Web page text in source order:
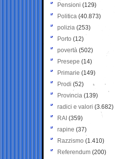
Pensioni (129)
Politica (40.873)
polizia (253)
Porto (12)
povertà (502)
Presepe (14)
Primarie (149)
Prodi (52)
Provincia (139)
radici e valori (3.682)
RAI (359)
rapine (37)
Razzismo (1.410)
Referendum (200)